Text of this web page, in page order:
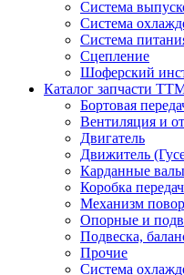
Система
Система
Система
Сцепление
Шоферский
Каталог запчасти
Бортовая
Вентиляция и
Двигатель
Движитель
Карданные валы
Коробка передач
Механизм
Опорные и
Подвеска,
Прочие
Система